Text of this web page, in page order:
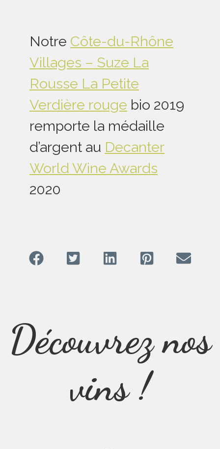
Notre Côte-du-Rhône
Villages – Suze La
Rousse La Petite
Verdière rouge bio 2019
remporte la médaille
d’argent au Decanter
World Wine Awards
2020
Découvrez nos
vins !